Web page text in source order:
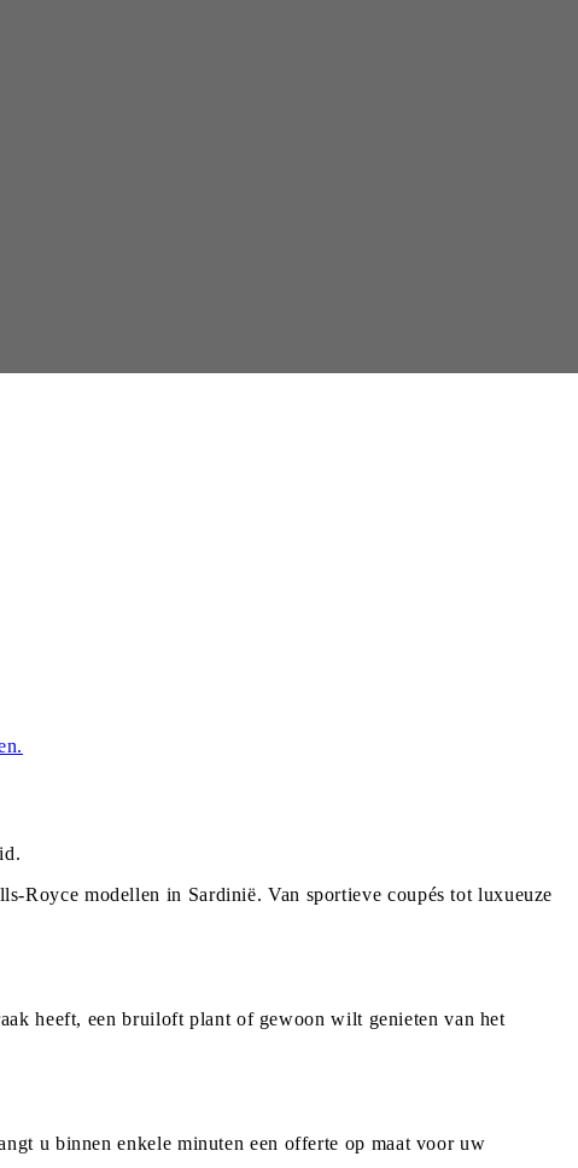
Royce modellen in Sardinië. Van sportieve coupés tot luxueuze
heeft, een bruiloft plant of gewoon wilt genieten van het
u binnen enkele minuten een offerte op maat voor uw